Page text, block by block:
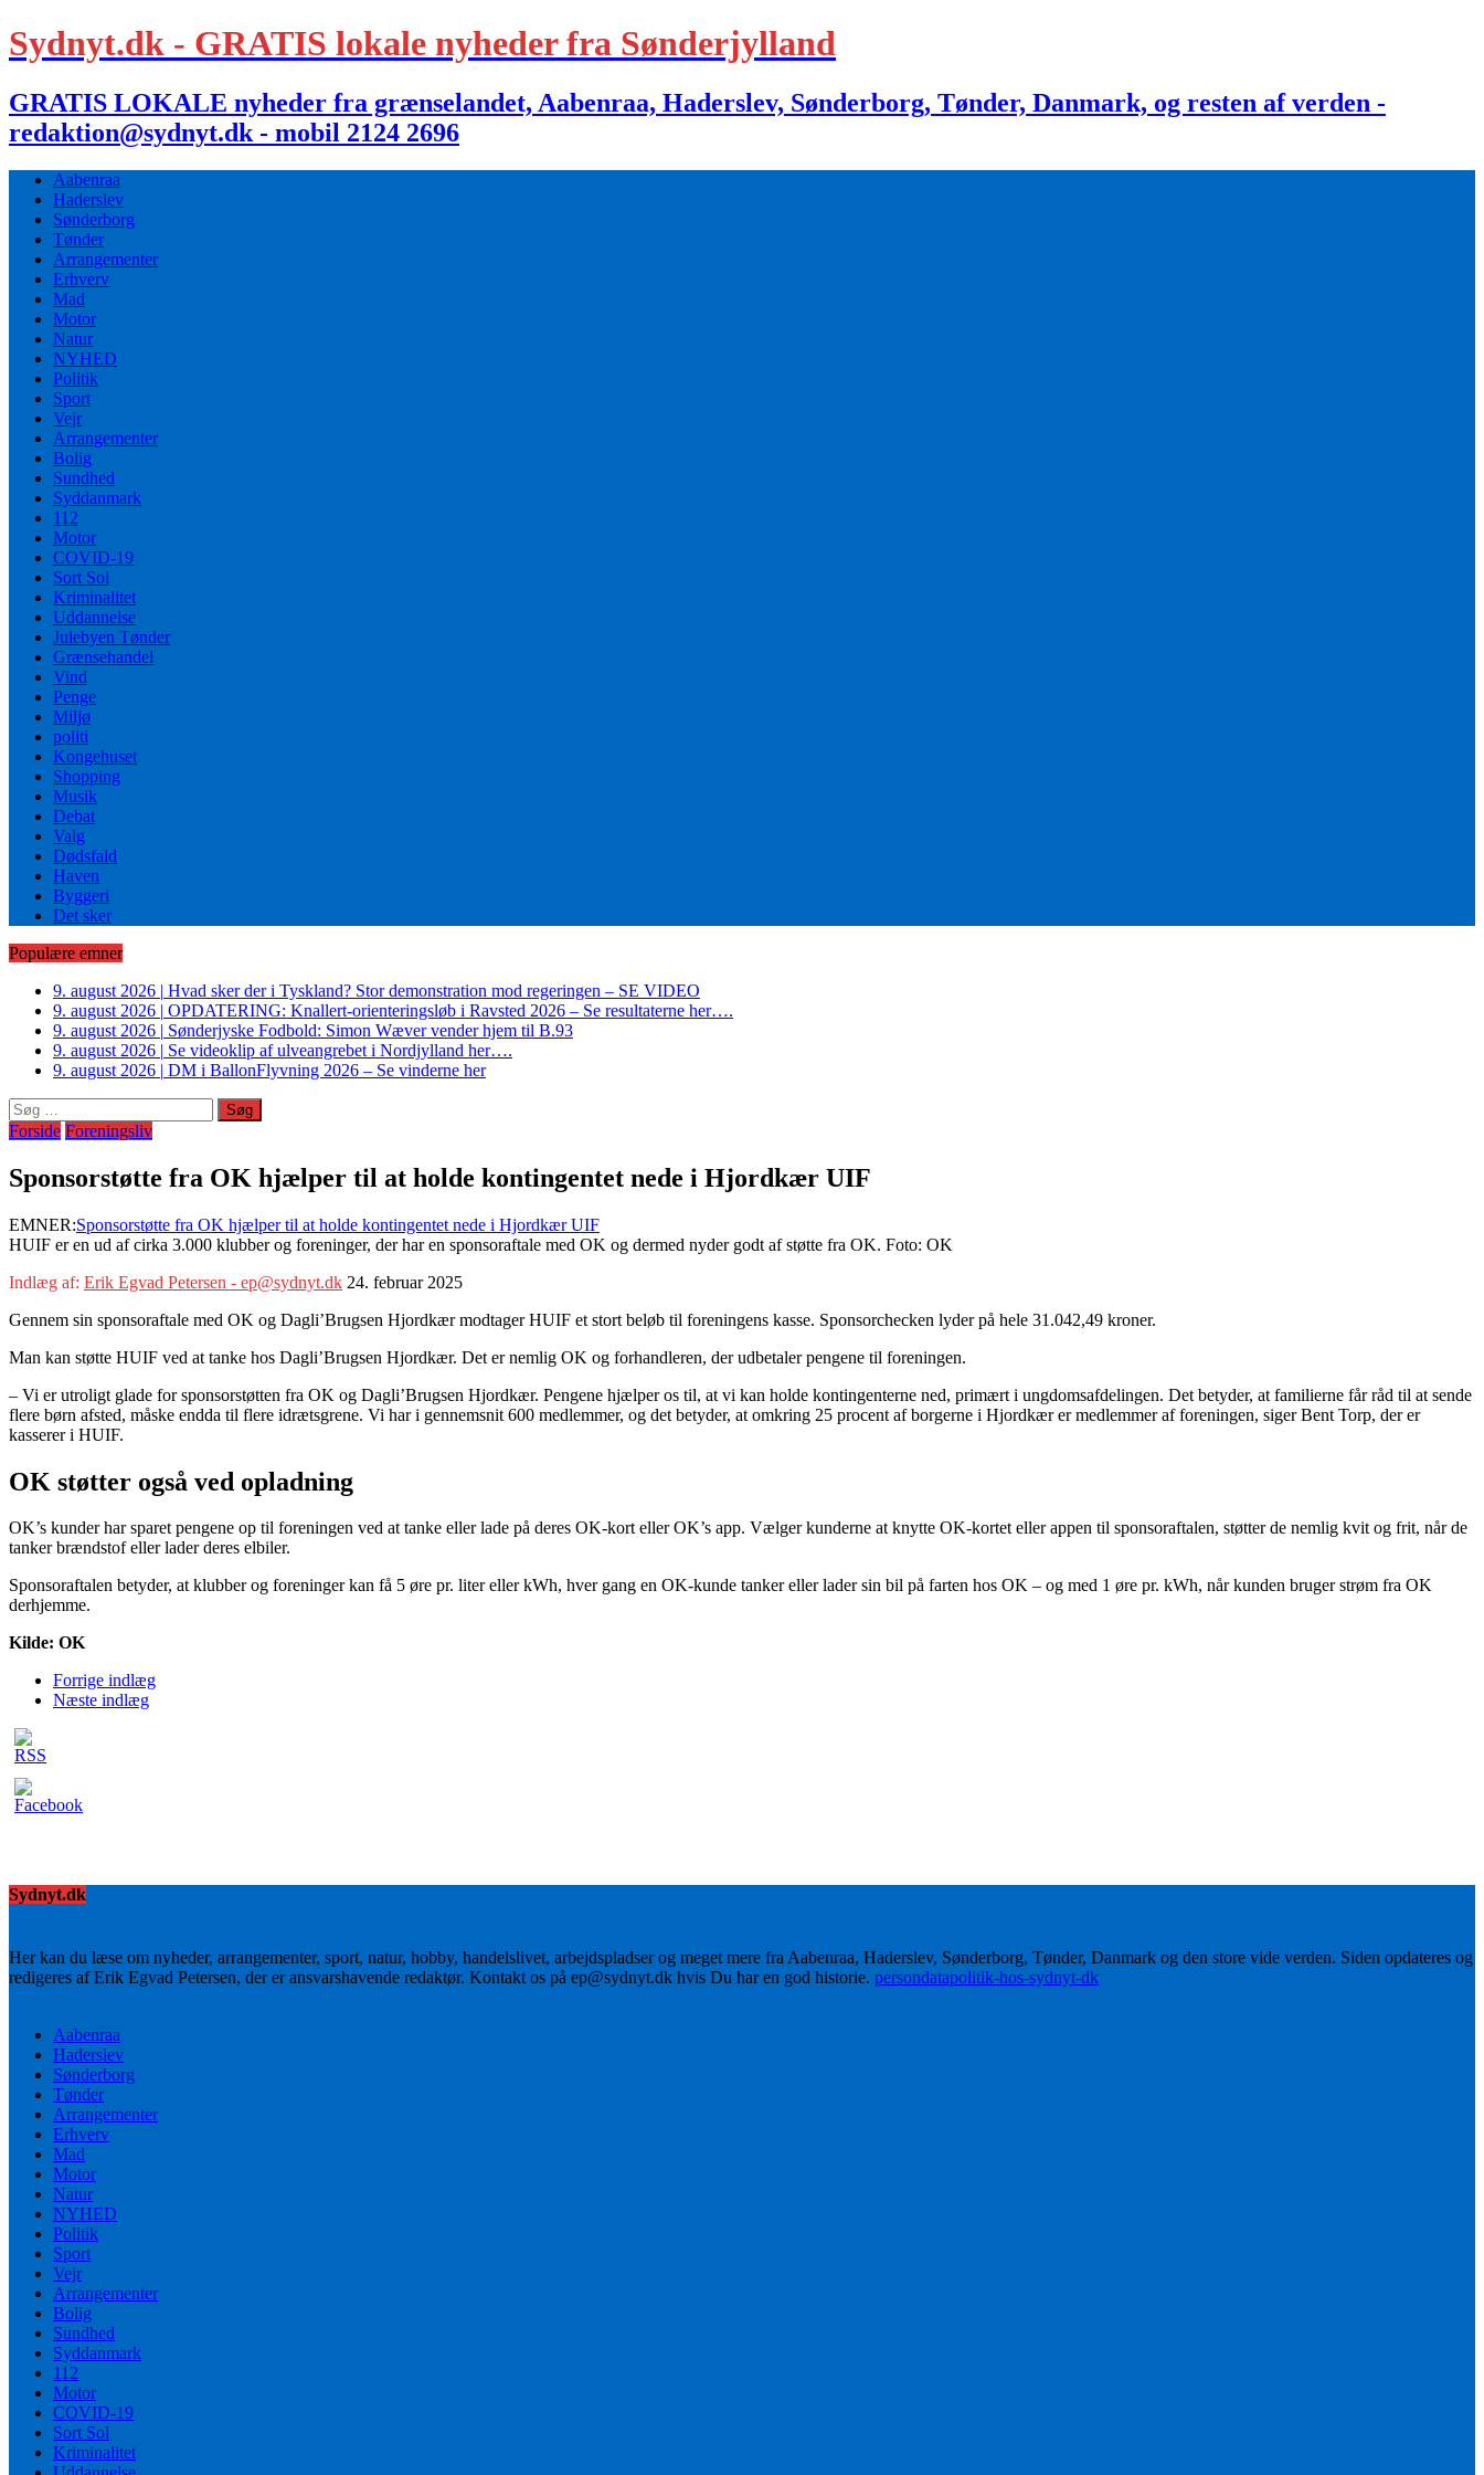
Sydnyt.dk - GRATIS lokale nyheder fra Sønderjylland
GRATIS LOKALE nyheder fra grænselandet, Aabenraa, Haderslev, Sønderborg, Tønder, Danmark, og resten af verden -
redaktion@sydnyt.dk - mobil 2124 2696
Aabenraa
Haderslev
Sønderborg
Tønder
Arrangementer
Erhverv
Mad
Motor
Natur
NYHED
Politik
Sport
Vejr
Arrangementer
Bolig
Sundhed
Syddanmark
112
Motor
COVID-19
Sort Sol
Kriminalitet
Uddannelse
Julebyen Tønder
Grænsehandel
Vind
Penge
Miljø
politi
Kongehuset
Shopping
Musik
Debat
Valg
Dødsfald
Haven
Byggeri
Det sker
Populære emner
9. august 2026 | Hvad sker der i Tyskland? Stor demonstration mod regeringen – SE VIDEO
9. august 2026 | OPDATERING: Knallert-orienteringsløb i Ravsted 2026 – Se resultaterne her….
9. august 2026 | Sønderjyske Fodbold: Simon Wæver vender hjem til B.93
9. august 2026 | Se videoklip af ulveangrebet i Nordjylland her….
9. august 2026 | DM i BallonFlyvning 2026 – Se vinderne her
Søg
efter:
Forside Foreningsliv
Sponsorstøtte fra OK hjælper til at holde kontingentet nede i Hjordkær UIF
EMNER:Sponsorstøtte fra OK hjælper til at holde kontingentet nede i Hjordkær UIF
HUIF er en ud af cirka 3.000 klubber og foreninger, der har en sponsoraftale med OK og dermed nyder godt af støtte fra OK. Foto: OK
Indlæg af: Erik Egvad Petersen - ep@sydnyt.dk 24. februar 2025
Gennem sin sponsoraftale med OK og Dagli’Brugsen Hjordkær modtager HUIF et stort beløb til foreningens kasse. Sponsorchecken lyder på hele 31.042,49 kroner.
Man kan støtte HUIF ved at tanke hos Dagli’Brugsen Hjordkær. Det er nemlig OK og forhandleren, der udbetaler pengene til foreningen.
– Vi er utroligt glade for sponsorstøtten fra OK og Dagli’Brugsen Hjordkær. Pengene hjælper os til, at vi kan holde kontingenterne ned, primært i ungdomsafdelingen. Det betyder, at familierne får råd til at sende
flere børn afsted, måske endda til flere idrætsgrene. Vi har i gennemsnit 600 medlemmer, og det betyder, at omkring 25 procent af borgerne i Hjordkær er medlemmer af foreningen, siger Bent Torp, der er
kasserer i HUIF.
OK støtter også ved opladning
OK’s kunder har sparet pengene op til foreningen ved at tanke eller lade på deres OK-kort eller OK’s app. Vælger kunderne at knytte OK-kortet eller appen til sponsoraftalen, støtter de nemlig kvit og frit, når de
tanker brændstof eller lader deres elbiler.
Sponsoraftalen betyder, at klubber og foreninger kan få 5 øre pr. liter eller kWh, hver gang en OK-kunde tanker eller lader sin bil på farten hos OK – og med 1 øre pr. kWh, når kunden bruger strøm fra OK
derhjemme.
Kilde: OK
Forrige indlæg
Næste indlæg
Sydnyt.dk
Her kan du læse om nyheder, arrangementer, sport, natur, hobby, handelslivet, arbejdspladser og meget mere fra Aabenraa, Haderslev, Sønderborg, Tønder, Danmark og den store vide verden. Siden opdateres og
redigeres af Erik Egvad Petersen, der er ansvarshavende redaktør. Kontakt os på ep@sydnyt.dk hvis Du har en god historie. persondatapolitik-hos-sydnyt-dk
Aabenraa
Haderslev
Sønderborg
Tønder
Arrangementer
Erhverv
Mad
Motor
Natur
NYHED
Politik
Sport
Vejr
Arrangementer
Bolig
Sundhed
Syddanmark
112
Motor
COVID-19
Sort Sol
Kriminalitet